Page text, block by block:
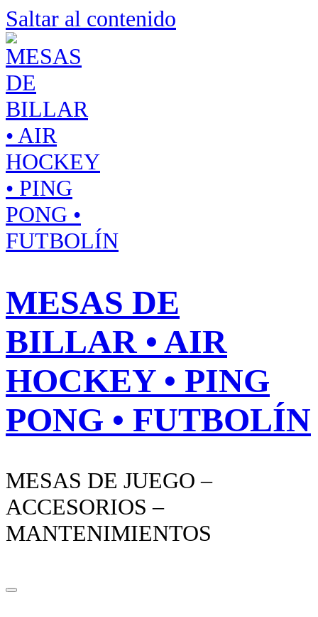
Saltar al contenido
MESAS DE
BILLAR • AIR
HOCKEY • PING
PONG • FUTBOLÍN
MESAS DE JUEGO –
ACCESORIOS –
MANTENIMIENTOS